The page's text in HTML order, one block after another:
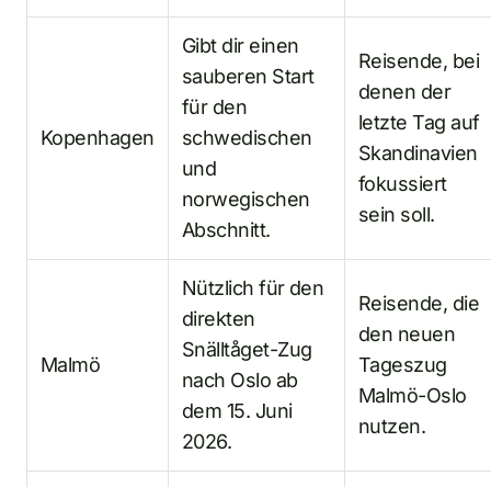
Kopenhagen
Gibt dir einen
sauberen Start
für den
schwedischen
und
norwegischen
Abschnitt.
Reisende, bei
denen der
letzte Tag auf
Skandinavien
fokussiert
sein soll.
Malmö
Nützlich für den
direkten
Snälltåget-Zug
nach Oslo ab
dem 15. Juni
2026.
Reisende, die
den neuen
Tageszug
Malmö-Oslo
nutzen.